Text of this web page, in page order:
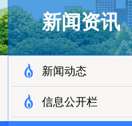
新闻资讯
新闻动态
信息公开栏